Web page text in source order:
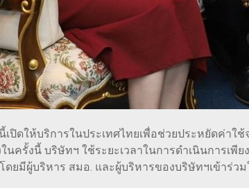
ปิดให้บริการในประเทศไทยเพื่อช่วยประหยัดค่าใ
นครั้งนี้ บริษัทฯ ใช้ระยะเวลาในการดำเนินการเ
ดยมีผู้บริหาร สมอ. และผู้บริหารของบริษัทฯเข้า